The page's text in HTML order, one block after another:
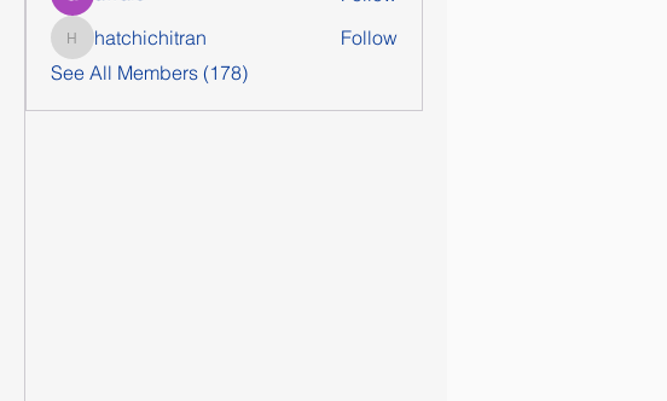
hatchichitran
hatchichitran
Follow
See All Members (178)